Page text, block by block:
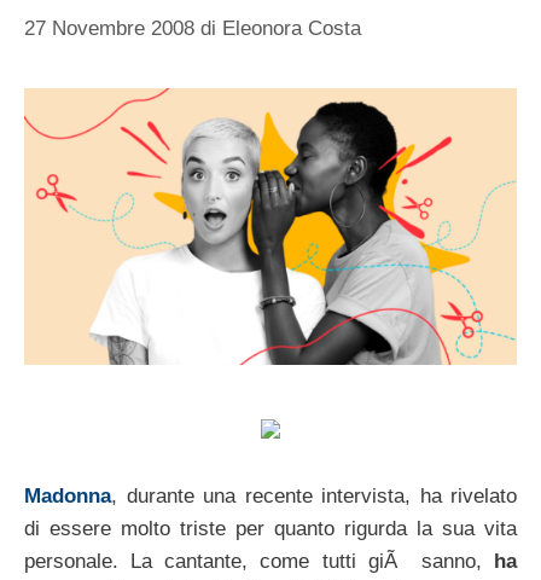
27 Novembre 2008 di Eleonora Costa
Madonna, durante una recente intervista, ha rivelato
di essere molto triste per quanto rigurda la sua vita
personale. La cantante, come tutti giÃ sanno, ha